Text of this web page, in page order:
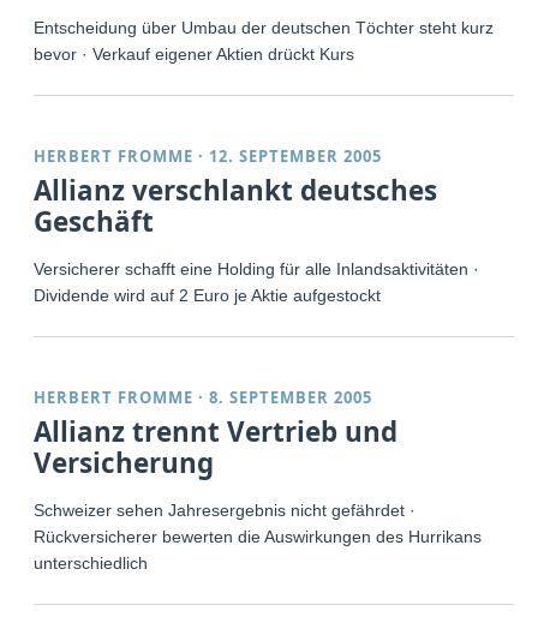
Entscheidung über Umbau der deutschen Töchter steht kurz
bevor · Verkauf eigener Aktien drückt Kurs
HERBERT FROMME · 12. SEPTEMBER 2005
Allianz verschlankt deutsches
Geschäft
Versicherer schafft eine Holding für alle Inlandsaktivitäten ·
Dividende wird auf 2 Euro je Aktie aufgestockt
HERBERT FROMME ·8. SEPTEMBER 2005
Allianz trennt Vertrieb und
Versicherung
Schweizer sehen Jahresergebnis nicht gefährdet ·
Rückversicherer bewerten die Auswirkungen des Hurrikans
unterschiedlich